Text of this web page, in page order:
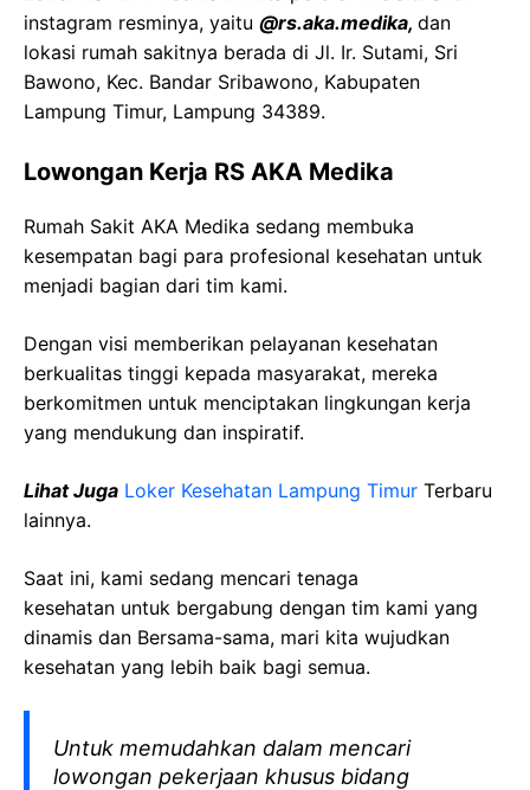
instagram resminya, yaitu @rs.aka.medika, dan
lokasi rumah sakitnya berada di Jl. Ir. Sutami, Sri
Bawono, Kec. Bandar Sribawono, Kabupaten
Lampung Timur, Lampung 34389.
Lowongan Kerja RS AKA Medika
Rumah Sakit AKA Medika sedang membuka
kesempatan bagi para profesional kesehatan untuk
menjadi bagian dari tim kami.
Dengan visi memberikan pelayanan kesehatan
berkualitas tinggi kepada masyarakat, mereka
berkomitmen untuk menciptakan lingkungan kerja
yang mendukung dan inspiratif.
Lihat Juga Loker Kesehatan Lampung Timur Terbaru
lainnya.
Saat ini, kami sedang mencari tenaga
kesehatan untuk bergabung dengan tim kami yang
dinamis dan Bersama-sama, mari kita wujudkan
kesehatan yang lebih baik bagi semua.
Untuk memudahkan dalam mencari
lowongan pekerjaan khusus bidang